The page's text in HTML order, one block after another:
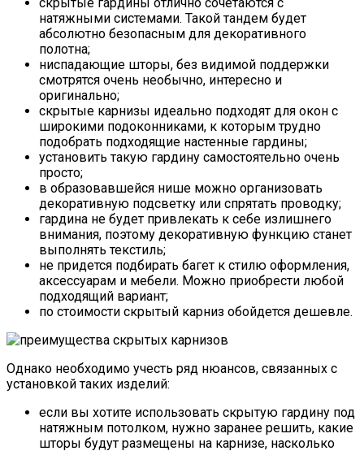
натяжными системами. Такой тандем будет
абсолютно безопасным для декоративного
полотна;
ниспадающие шторы, без видимой поддержки
смотрятся очень необычно, интересно и
оригинально;
скрытые карнизы идеально подходят для окон с
широкими подоконниками, к которым трудно
подобрать подходящие настенные гардины;
установить такую гардину самостоятельно очень
просто;
в образовавшейся нише можно организовать
декоративную подсветку или спрятать проводку;
гардина не будет привлекать к себе излишнего
внимания, поэтому декоративную функцию станет
выполнять текстиль;
не придется подбирать багет к стилю оформления,
аксессуарам и мебели. Можно приобрести любой
подходящий вариант;
по стоимости скрытый карниз обойдется дешевле.
Однако необходимо учесть ряд нюансов, связанных с
установкой таких изделий:
если вы хотите использовать скрытую гардину под
натяжным потолком, нужно заранее решить, какие
шторы будут размещены на карнизе, насколько